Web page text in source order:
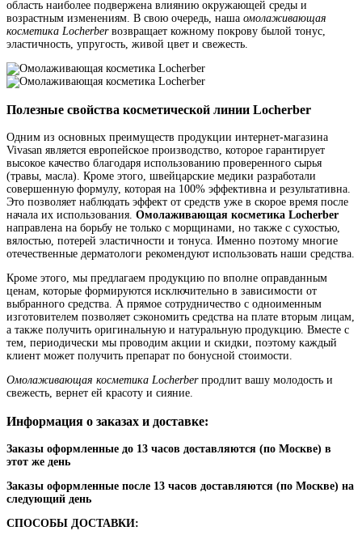
область наиболее подвержена влиянию окружающей среды и
возрастным изменениям. В свою очередь, наша омолаживающая
косметика Locherberвозвращает кожному покрову былой тонус,
эластичность, упругость, живой цвет и свежесть.
Полезные свойства косметической линии Locherber
Одним из основных преимуществ продукции интернет-магазина
Vivasan является европейское производство, которое гарантирует
высокое качество благодаря использованию проверенного сырья
(травы, масла). Кроме этого, швейцарские медики разработали
совершенную формулу, которая на 100% эффективна и результативна.
Это позволяет наблюдать эффект от средств уже в скорое время после
начала их использования. Омолаживающая косметика Locherber
направлена на борьбу не только с морщинами, но также с сухостью,
вялостью, потерей эластичности и тонуса. Именно поэтому многие
отечественные дерматологи рекомендуют использовать наши средства.
Кроме этого, мы предлагаем продукцию по вполне оправданным
ценам, которые формируются исключительно в зависимости от
выбранного средства. А прямое сотрудничество с одноименным
изготовителем позволяет сэкономить средства на плате вторым лицам,
а также получить оригинальную и натуральную продукцию. Вместе с
тем, периодически мы проводим акции и скидки, поэтому каждый
клиент может получить препарат по бонусной стоимости.
Омолаживающая косметика Locherberпродлит вашу молодость и
свежесть, вернет ей красоту и сияние.
Информация о заказах и доставке:
Заказы оформленные до 13 часов доставляются (по Москве) в
этот же день
Заказы оформленные после 13 часов доставляются (по Москве) на
следующий день
СПОСОБЫ ДОСТАВКИ: